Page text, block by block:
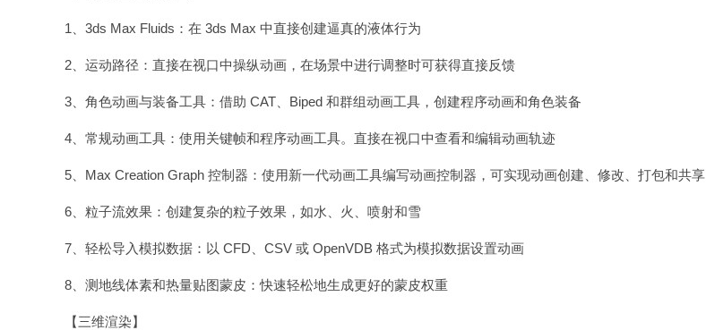
1、3ds Max Fluids：在 3ds Max 中直接创建逼真的液体行为
2、运动路径：直接在视口中操纵动画，在场景中进行调整时可获得直接反馈
3、角色动画与装备工具：借助 CAT、Biped 和群组动画工具，创建程序动画和角色装备
4、常规动画工具：使用关键帧和程序动画工具。直接在视口中查看和编辑动画轨迹
5、Max Creation Graph 控制器：使用新一代动画工具编写动画控制器，可实现动画创建、修改、打包和共享
6、粒子流效果：创建复杂的粒子效果，如水、火、喷射和雪
7、轻松导入模拟数据：以 CFD、CSV 或 OpenVDB 格式为模拟数据设置动画
8、测地线体素和热量贴图蒙皮：快速轻松地生成更好的蒙皮权重
【三维渲染】